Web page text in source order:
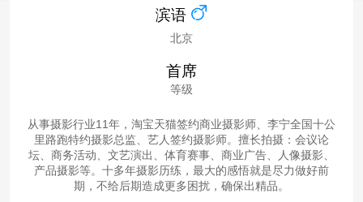
滨语
北京
首席
等级
从事摄影行业11年，淘宝天猫签约商业摄影师、李宁全国十公
里路跑特约摄影总监、艺人签约摄影师。擅长拍摄：会议论
坛、商务活动、文艺演出、体育赛事、商业广告、人像摄影、
产品摄影等。十多年摄影历练，最大的感悟就是尽力做好前
期，不给后期造成更多困扰，确保出精品。